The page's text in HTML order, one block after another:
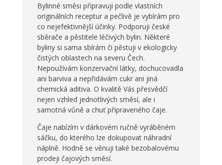
Bylinné směsi připravuji podle vlastních
originálních receptur a pečlivě je vybírám pro
co nejefektivnější účinky. Podporuji české
sběrače a pěstitele léčivých bylin. Některé
byliny si sama sbírám či pěstuji v ekologicky
čistých oblastech na severu Čech.
Nepoužívám konzervační látky, dochucovadla
ani barviva a nepřidávám cukr ani jiná
chemická aditiva. O kvalitě Vás přesvědčí
nejen vzhled jednotlivých směsí, ale i
samotná vůně a chuť připraveného čaje.
Čaje nabízím v dárkovém ručně vyráběném
sáčku, do kterého lze dokupovat náhradní
náplně. Hodně se věnuji také bezobalovému
prodeji čajových směsí.